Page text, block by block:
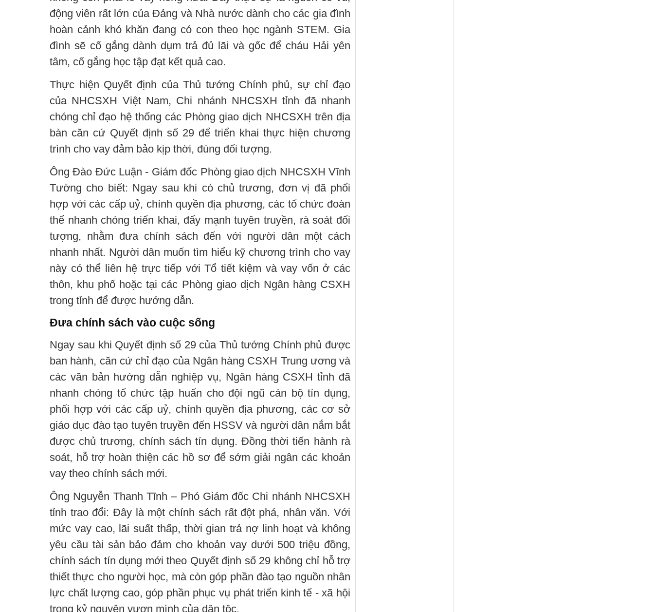
động viên rất lớn của Đảng và Nhà nước dành cho các gia đình
hoàn cảnh khó khăn đang có con theo học ngành STEM. Gia
đình sẽ cố gắng dành dụm trả đủ lãi và gốc để cháu Hải yên
tâm, cố gắng học tập đạt kết quả cao.
Thực hiện Quyết định của Thủ tướng Chính phủ, sự chỉ đạo
của NHCSXH Việt Nam, Chi nhánh NHCSXH tỉnh đã nhanh
chóng chỉ đạo hệ thống các Phòng giao dịch NHCSXH trên địa
bàn căn cứ Quyết định số 29 để triển khai thực hiện chương
trình cho vay đảm bảo kịp thời, đúng đối tượng.
Ông Đào Đức Luận - Giám đốc Phòng giao dịch NHCSXH Vĩnh
Tường cho biết: Ngay sau khi có chủ trương, đơn vị đã phối
hợp với các cấp uỷ, chính quyền địa phương, các tổ chức đoàn
thể nhanh chóng triển khai, đẩy mạnh tuyên truyền, rà soát đối
tượng, nhằm đưa chính sách đến với người dân một cách
nhanh nhất. Người dân muốn tìm hiểu kỹ chương trình cho vay
này có thể liên hệ trực tiếp với Tổ tiết kiệm và vay vốn ở các
thôn, khu phố hoặc tại các Phòng giao dịch Ngân hàng CSXH
trong tỉnh để được hướng dẫn.
Đưa chính sách vào cuộc sống
Ngay sau khi Quyết định số 29 của Thủ tướng Chính phủ được
ban hành, căn cứ chỉ đạo của Ngân hàng CSXH Trung ương và
các văn bản hướng dẫn nghiệp vụ, Ngân hàng CSXH tỉnh đã
nhanh chóng tổ chức tập huấn cho đội ngũ cán bộ tín dụng,
phối hợp với các cấp uỷ, chính quyền địa phương, các cơ sở
giáo dục đào tạo tuyên truyền đến HSSV và người dân nắm bắt
được chủ trương, chính sách tín dụng. Đồng thời tiến hành rà
soát, hỗ trợ hoàn thiện các hồ sơ để sớm giải ngân các khoản
vay theo chính sách mới.
Ông Nguyễn Thanh Tĩnh – Phó Giám đốc Chi nhánh NHCSXH
tỉnh trao đổi: Đây là một chính sách rất đột phá, nhân văn. Với
mức vay cao, lãi suất thấp, thời gian trả nợ linh hoạt và không
yêu cầu tài sản bảo đảm cho khoản vay dưới 500 triệu đồng,
chính sách tín dụng mới theo Quyết định số 29 không chỉ hỗ trợ
thiết thực cho người học, mà còn góp phần đào tạo nguồn nhân
lực chất lượng cao, góp phần phục vụ phát triển kinh tế - xã hội
trong kỷ nguyên vươn mình của dân tộc.